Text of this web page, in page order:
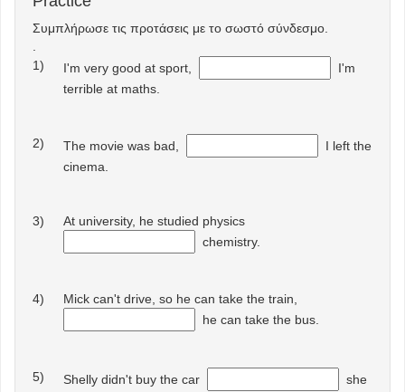
Συμπλήρωσε τις προτάσεις με το σωστό σύνδεσμο.
1)
I'm very good at sport,
I'm
terrible at maths.
2) The movie was bad,
I left the
cinema.
3)
At university, he studied physics
chemistry.
4)
Mick can't drive, so he can take the train,
he can take the bus.
5) Shelly didn't buy the car
she